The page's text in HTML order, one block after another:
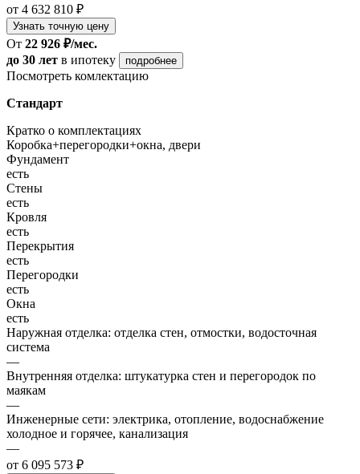
от 4 632 810 ₽
Узнать точную цену
От 22 926 ₽/мес.
до 30 лет в ипотеку подробнее
Посмотреть комлектацию
Стандарт
Кратко о комплектациях
Коробка+перегородки+окна, двери
Фундамент
есть
Стены
есть
Кровля
есть
Перекрытия
есть
Перегородки
есть
Окна
есть
Наружная отделка: отделка стен, отмостки, водосточная
система
—
Внутренняя отделка: штукатурка стен и перегородок по
маякам
—
Инженерные сети: электрика, отопление, водоснабжение
холодное и горячее, канализация
—
от 6 095 573 ₽